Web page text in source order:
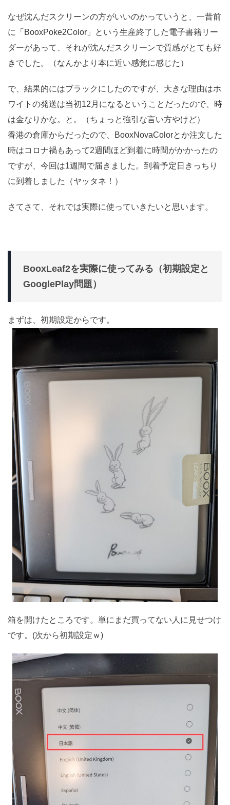
なぜ沈んだスクリーンの方がいいのかっていうと、一昔前
に「BooxPoke2Color」という生産終了した電子書籍リー
ダーがあって、それが沈んだスクリーンで質感がとても好
きでした。（なんかより本に近い感覚に感じた）
で、結果的にはブラックにしたのですが、大きな理由はホ
ワイトの発送は当初12月になるということだったので、時
は金なりかな。と。（ちょっと強引な言い方やけど）
香港の倉庫からだったので、BooxNovaColorとか注文した
時はコロナ禍もあって2週間ほど到着に時間がかかったの
ですが、今回は1週間で届きました。到着予定日きっちり
に到着しました（ヤッタネ！）
さてさて、それでは実際に使っていきたいと思います。
BooxLeaf2を実際に使ってみる（初期設定と
GooglePlay問題）
まずは、初期設定からです。
箱を開けたところです。単にまだ買ってない人に見せつけ
です。(次から初期設定ｗ)